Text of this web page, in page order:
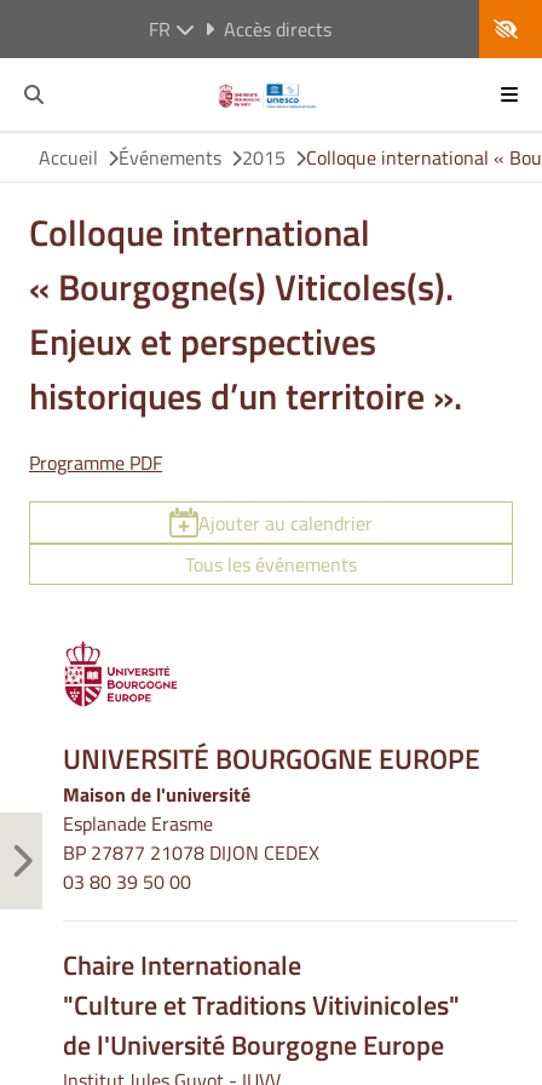
FR Accès directs
Accueil Événements 2015 Colloque international «
Colloque international
« Bourgogne(s) Viticoles(s).
Enjeux et perspectives
historiques d’un territoire ».
Programme PDF
Ajouter au calendrier
Tous les événements
UNIVERSITÉ BOURGOGNE EUROPE
Maison de l'université
Esplanade Erasme
BP 27877 21078 DIJON CEDEX
03 80 39 50 00
Chaire Internationale
"Culture et Traditions Vitivinicoles"
de l'Université Bourgogne Europe